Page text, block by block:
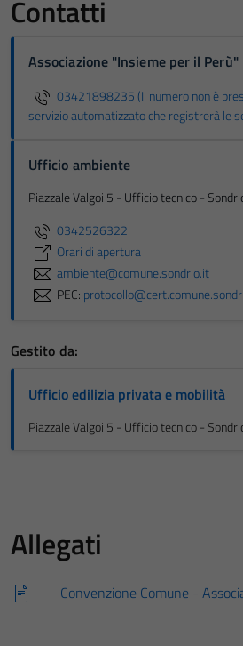
Contatti
Associazione "Insieme per il Perù"
03421898235 (Il numero non è
servizio automatizzato che registrerà le
Ufficio ambiente
Piazzale Valgoi 5 - Ufficio tecnico -
0342526322
Orari di apertura
ambiente@comune.sondrio.it
PEC:
Gestito da:
Ufficio edilizia privata e mobilità
Piazzale Valgoi 5 - Ufficio tecnico -
Allegati
Convenzione Comune -